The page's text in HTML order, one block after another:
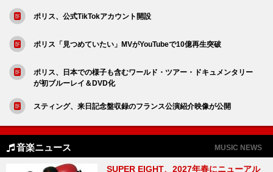
ポリス、公式TikTokアカウント開設
ポリス「見つめていたい」MVがYouTubeで10億再生突破
ポリス、日本での様子も含むワールド・ツアー・ドキュメンタリー
が初ブルーレイ＆DVD化
スティング、来日記念盤収録のフランス公演紹介映像が公開
音楽ニュース MUSIC NEWS
SUPER EIGHT、2027年春にニューアル